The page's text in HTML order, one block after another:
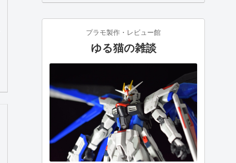
プラモ製作・レビュー館
ゆる猫の雑談